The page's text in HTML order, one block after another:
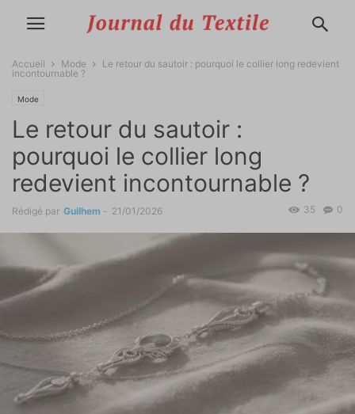
Accueil Mode
Le retour du sautoir : pourquoi le collier long redevient
incontournable ?
Mode
Le retour du sautoir :
pourquoi le collier long
redevient incontournable ?
Rédigé par Guilhem - 21/01/2026 0
35